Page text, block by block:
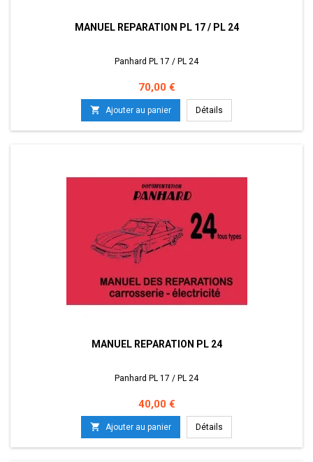
MANUEL REPARATION PL 17 / PL 24
Panhard PL 17 / PL 24
Prix
70,00 €
 Ajouter au panier Détails
MANUEL REPARATION PL 24
Panhard PL 17 / PL 24
Prix
40,00 €
 Ajouter au panier Détails